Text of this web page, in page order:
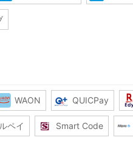
WAON QUICPay
ペイ Smart Code